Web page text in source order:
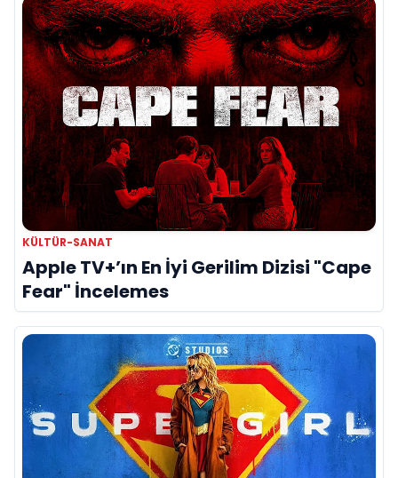
KÜLTÜR-SANAT
Apple TV+’ın En İyi Gerilim Dizisi "Cape
Fear" İncelemes